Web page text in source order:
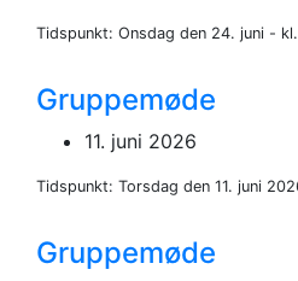
Tidspunkt: Onsdag den 24. juni -
Gruppemøde
11. juni 2026
Tidspunkt: Torsdag den 11. juni
Gruppemøde